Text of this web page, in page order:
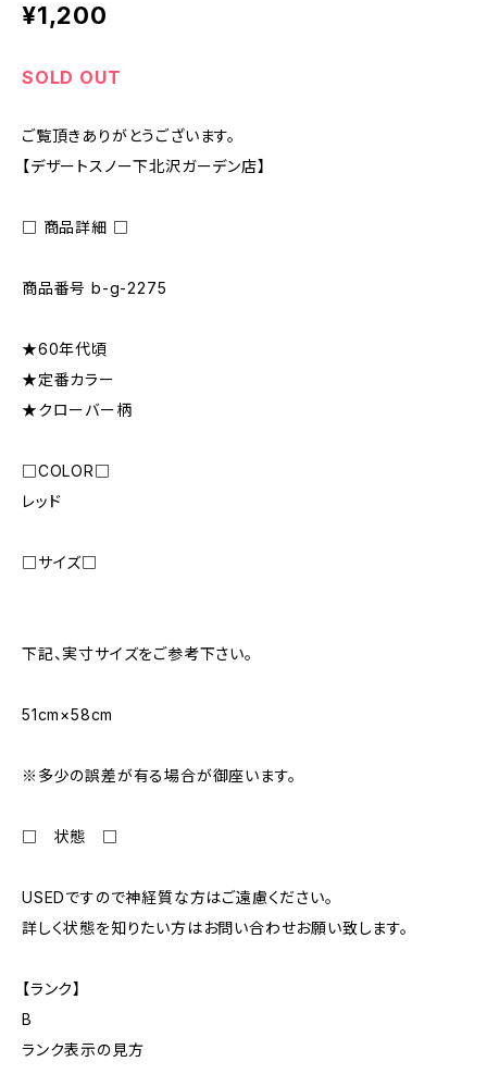
¥1,200
SOLD OUT
ご覧頂きありがとうございます。
【デザートスノー下北沢ガーデン店】
□ 商品詳細 □
商品番号 b-g-2275
★60年代頃
★定番カラー
★クローバー柄
□COLOR□
レッド
□サイズ□
下記、実寸サイズをご参考下さい。
51cm×58cm
※多少の誤差が有る場合が御座います。
□ 状態 □
USEDですので神経質な方はご遠慮ください。
詳しく状態を知りたい方はお問い合わせお願い致します。
【ランク】
B
ランク表示の見方